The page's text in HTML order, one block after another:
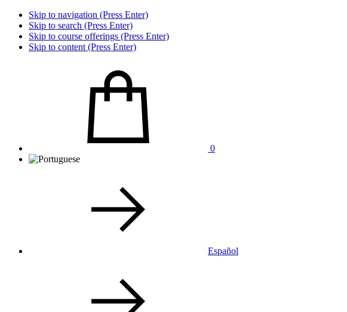
Skip to navigation (Press Enter)
Skip to search (Press Enter)
Skip to course offerings (Press Enter)
Skip to content (Press Enter)
0
Español